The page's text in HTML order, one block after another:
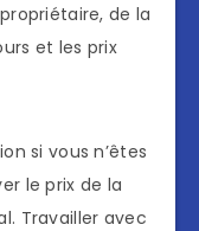
de la
et les prix
si vous n’êtes
le prix de la
Travailler avec